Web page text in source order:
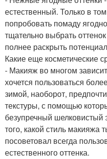
естественный. Только в
попробовать помаду
тщательно выбрать
полнее раскрыть
Какие еще косметические
- Макияж во многом
хочется пользоваться
зимой, наоборот,
текстуры, с помощью
безупречный
того, какой стиль
посоветовал всегда
естественного оттенка.